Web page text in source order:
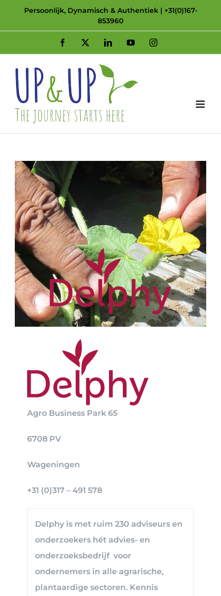
Persoonlijk, Dynamisch & Authentiek | +31(0)167-
853960
Facebook LinkedInYouTubeInstagram
Agro Business Park 65
6708 PV
Wageningen
+31 (0)317 – 491 578
Delphy is met ruim 230 adviseurs en
onderzoekers hét advies- en
onderzoeksbedrijf voor
ondernemers in alle agrarische,
plantaardige sectoren. Kennis